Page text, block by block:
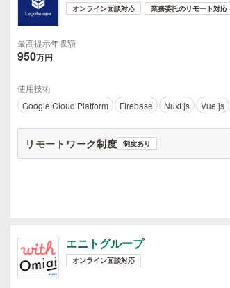
オンライン面談対応 業務委託のリモート対応
最高提示年収額
950万円
使用技術
Google Cloud Platform
Firebase Nuxt.js Vue.js
リモートワーク制度 制度あり
エニトグループ
オンライン面談対応